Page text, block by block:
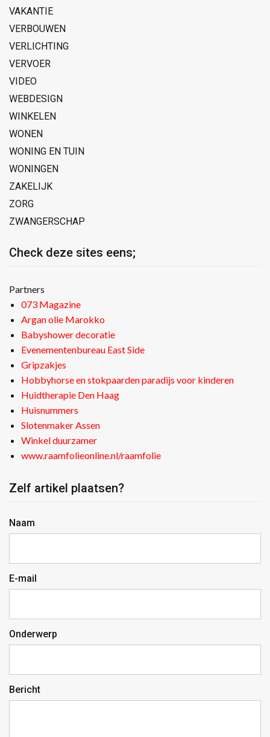
VAKANTIE
VERBOUWEN
VERLICHTING
VERVOER
VIDEO
WEBDESIGN
WINKELEN
WONEN
WONING EN TUIN
WONINGEN
ZAKELIJK
ZORG
ZWANGERSCHAP
Check deze sites eens;
Partners
073 Magazine
Argan olie Marokko
Babyshower decoratie
Evenementenbureau East Side
Gripzakjes
Hobbyhorse en stokpaarden paradijs voor kinderen
Huidtherapie Den Haag
Huisnummers
Slotenmaker Assen
Winkel duurzamer
www.raamfolieonline.nl/raamfolie
Zelf artikel plaatsen?
Naam
E-mail
Onderwerp
Bericht